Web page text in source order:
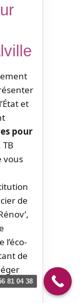
et
pour
TB
vous
de
l’éco-
de
81 04 38